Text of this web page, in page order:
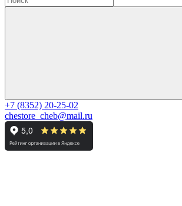
+7 (8352) 20-25-02
chestore_cheb@mail.ru